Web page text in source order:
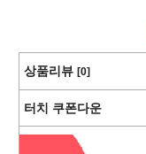
상품리뷰 [0]
터치 쿠폰다운